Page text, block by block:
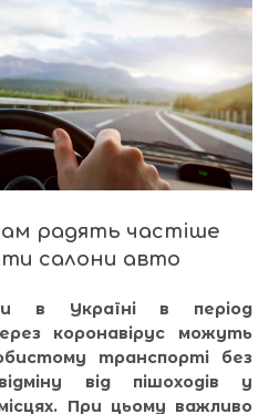
радять частіше
салони авто
в Україні в період
коронавірус можуть
транспорті без
від пішоходів у
При цьому важливо